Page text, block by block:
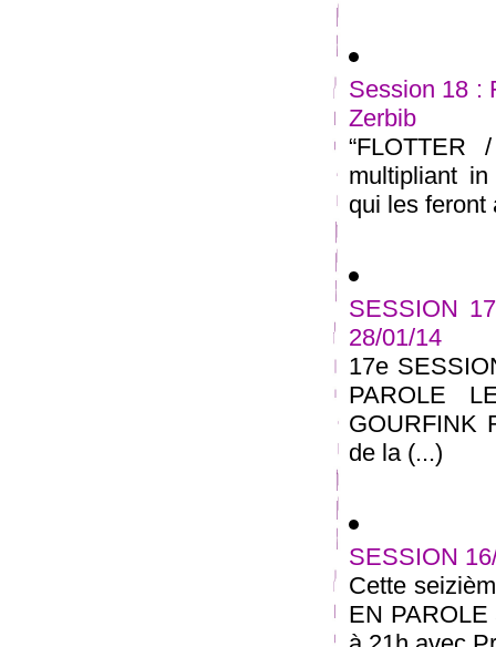
Session 18 :
Zerbib
“FLOTTER
multipliant
qui les feront
SESSION
28/01/14
17e
PAROLE
GOURFINK
de la (...)
SESSION
Cette
EN